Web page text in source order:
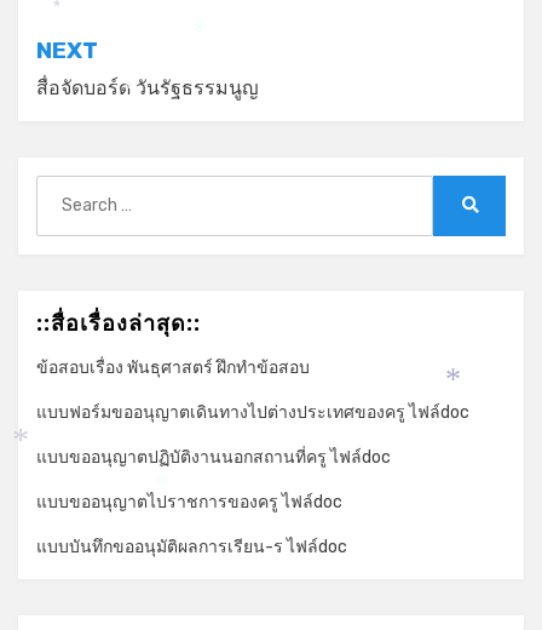
NEXT
สื่อจัดบอร์ด วันรัฐธรรมนูญ
for:
::สื่อเรื่องล่าสุด::
ข้อสอบเรื่อง พันธุศาสตร์ ฝึกทำข้อสอบ
แบบฟอร์มขออนุญาตเดินทางไปต่างประเทศของครู ไฟล์doc
แบบขออนุญาตปฏิบัติงานนอกสถานที่ครู ไฟล์doc
แบบขออนุญาตไปราชการของครู ไฟล์doc
แบบบันทึกขออนุมัติผลการเรียน-ร ไฟล์doc
*
*